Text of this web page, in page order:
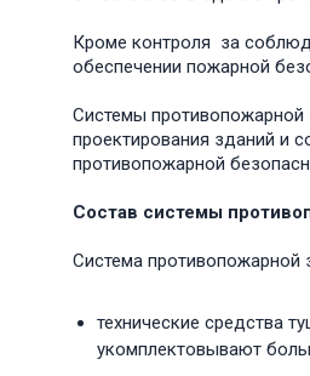
Кроме контроля за
обеспечении пожарной
Системы противопожарной
проектирования зданий и
противопожарной
Состав системы
Система противопожарной
технические средства
укомплектовывают